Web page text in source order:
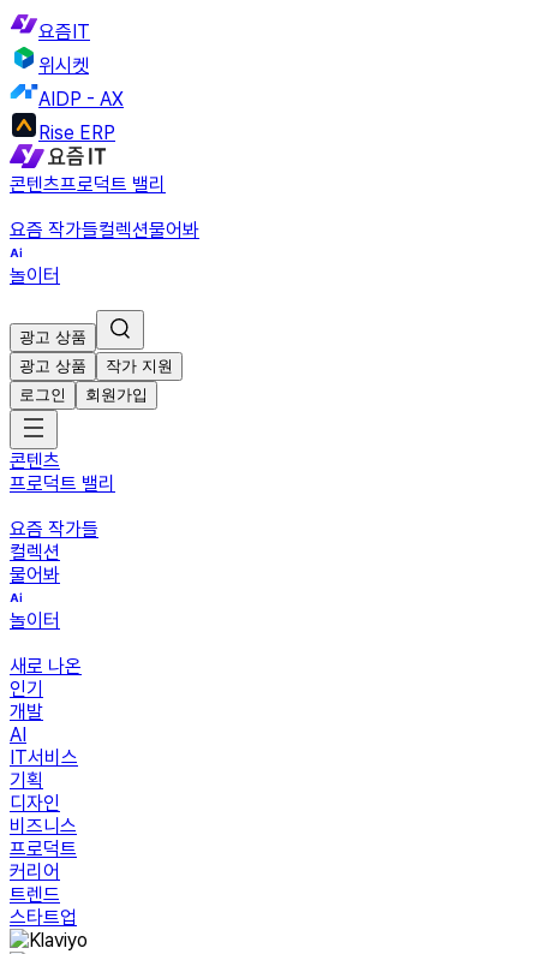
요즘IT
위시켓
AIDP - AX
Rise ERP
콘텐츠프로덕트 밸리
요즘 작가들컬렉션물어봐
놀이터
광고 상품
광고 상품
작가 지원
로그인
회원가입
콘텐츠
프로덕트 밸리
요즘 작가들
컬렉션
물어봐
놀이터
새로 나온
인기
개발
AI
IT서비스
기획
디자인
비즈니스
프로덕트
커리어
트렌드
스타트업